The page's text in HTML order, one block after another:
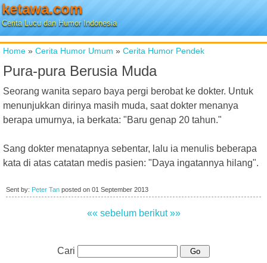
ketawa.com
Cerita Lucu dan Humor Indonesia
Home » Cerita Humor Umum » Cerita Humor Pendek
Pura-pura Berusia Muda
Seorang wanita separo baya pergi berobat ke dokter. Untuk
menunjukkan dirinya masih muda, saat dokter menanya
berapa umurnya, ia berkata: "Baru genap 20 tahun."
Sang dokter menatapnya sebentar, lalu ia menulis beberapa
kata di atas catatan medis pasien: "Daya ingatannya hilang".
Sent by: Peter Tan posted on 01 September 2013
«« sebelum berikut »»
Cari